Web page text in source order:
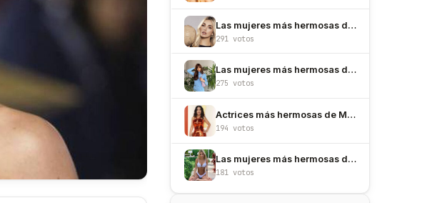
Las mujeres más hermosas de Colombia
291 votos
Las mujeres más hermosas de España
275 votos
Actrices más hermosas de México
194 votos
Las mujeres más hermosas de Argentina
181 votos